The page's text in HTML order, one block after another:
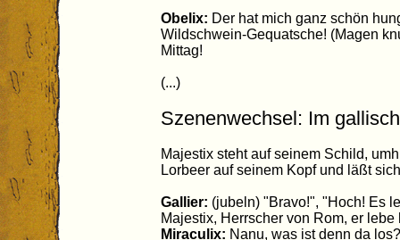
Obelix: Der hat mich ganz schön
Wildschwein-Gequatsche! (Magen
Mittag!
(...)
Szenenwechsel: Im
Majestix steht auf seinem Schild,
Lorbeer auf seinem Kopf und läßt
Gallier: (jubeln) "Bravo!", "Hoch! Es
Majestix, Herrscher von Rom, er lebe
Miraculix: Nanu, was ist denn da los?